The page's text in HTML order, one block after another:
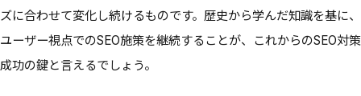
ズに合わせて変化し続けるものです。歴史から学んだ知識を基に、
ユーザー視点でのSEO施策を継続することが、これからのSEO対策
成功の鍵と言えるでしょう。